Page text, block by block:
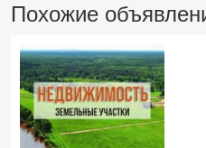
Похожие